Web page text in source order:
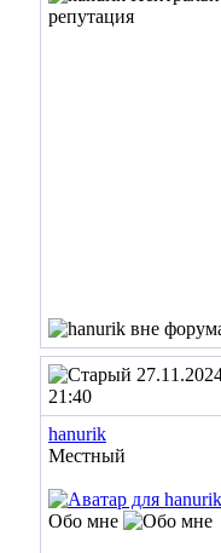
21:40
hanurik
Местный
Обо мне